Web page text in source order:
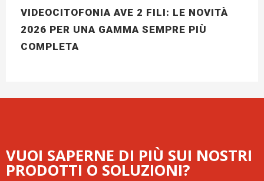
VIDEOCITOFONIA AVE 2 FILI: LE NOVITÀ
2026 PER UNA GAMMA SEMPRE PIÙ
COMPLETA
VUOI SAPERNE DI PIÙ SUI NOSTRI
PRODOTTI O SOLUZIONI?